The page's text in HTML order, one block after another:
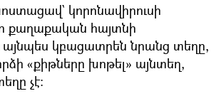
կորոնավիրուսի
քաղաքական հայտնի
այնպես կբացատրեն նրանց տեղը,
«քիթները խոթել» այնտեղ,
չէ։